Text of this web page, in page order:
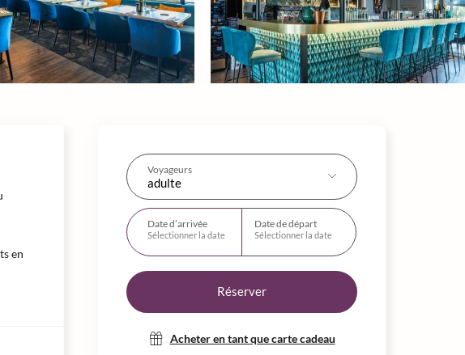
Voyageurs
adulte
Date d’arrivée
Sélectionner la date
Date de départ
Sélectionner la date
Réserver
Acheter en tant que carte cadeau
en